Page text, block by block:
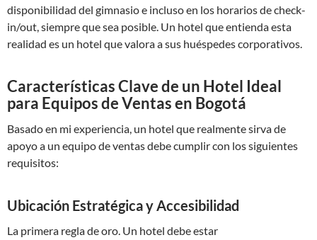
disponibilidad del gimnasio e incluso en los horarios de check-
in/out, siempre que sea posible. Un hotel que entienda esta
realidad es un hotel que valora a sus huéspedes corporativos.
Características Clave de un Hotel Ideal
para Equipos de Ventas en Bogotá
Basado en mi experiencia, un hotel que realmente sirva de
apoyo a un equipo de ventas debe cumplir con los siguientes
requisitos:
Ubicación Estratégica y Accesibilidad
La primera regla de oro. Un hotel debe estar